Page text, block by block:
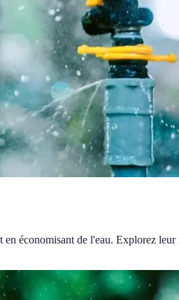
économisant de l'eau. Explorez